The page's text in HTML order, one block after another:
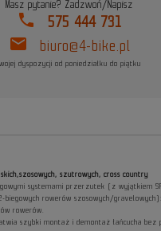
Masz pytanie? Zadzwoń/Napisz
phone 575 444 731
mail biuro@4-bike.pl
dyspozycji od poniedziałku do piątku
szutrowych, cross country
systemami przerzutek (z wyjątkiem
biegowych rowerów szosowych/
rowerów.
szybki montaż i demontaż łańcucha bez